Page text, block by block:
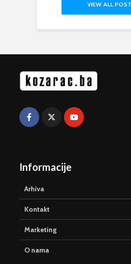
VIEW ALL
Informacije
Arhiva
Kontakt
Marketing
O nama